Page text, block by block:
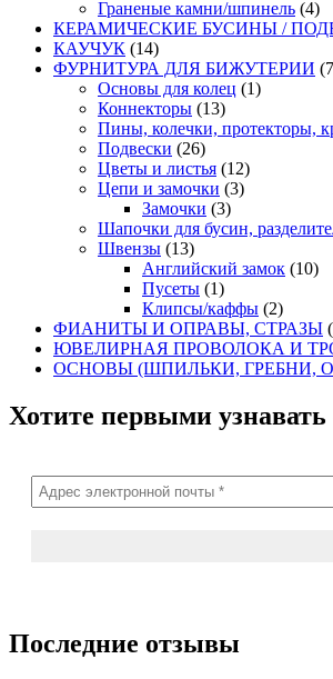
Граненые камни/шпинель (4)
КЕРАМИЧЕСКИЕ БУСИНЫ /
КАУЧУК (14)
ФУРНИТУРА ДЛЯ БИЖУТЕРИИ
Основы для колец (1)
Коннекторы (13)
Пины, колечки, протекторы,
Подвески (26)
Цветы и листья (12)
Цепи и замочки (3)
Замочки (3)
Шапочки для бусин,
Швензы (13)
Английский замок (10)
Пусеты (1)
Клипсы/каффы (2)
ФИАНИТЫ И ОПРАВЫ, СТРАЗЫ
ЮВЕЛИРНАЯ ПРОВОЛОКА И
ОСНОВЫ (ШПИЛЬКИ, ГРЕБНИ,
Хотите первыми
Последние отзывы